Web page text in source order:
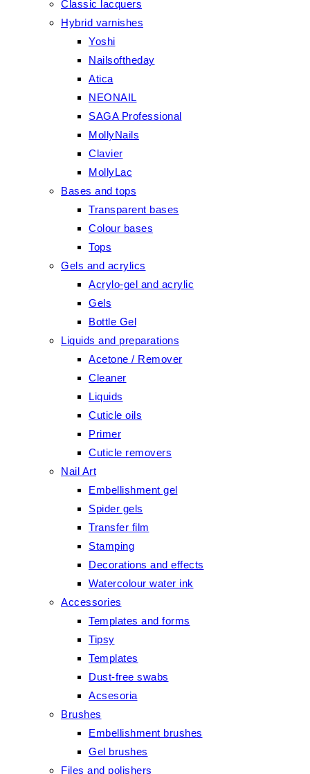
Classic lacquers
Hybrid varnishes
Yoshi
Nailsoftheday
Atica
NEONAIL
SAGA Professional
MollyNails
Clavier
MollyLac
Bases and tops
Transparent bases
Colour bases
Tops
Gels and acrylics
Acrylo-gel and acrylic
Gels
Bottle Gel
Liquids and preparations
Acetone / Remover
Cleaner
Liquids
Cuticle oils
Primer
Cuticle removers
Nail Art
Embellishment gel
Spider gels
Transfer film
Stamping
Decorations and effects
Watercolour water ink
Accessories
Templates and forms
Tipsy
Templates
Dust-free swabs
Acsesoria
Brushes
Embellishment brushes
Gel brushes
Files and polishers